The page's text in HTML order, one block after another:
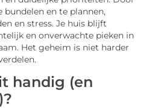
en te plannen,
en stress. Je huis blijft
en onverwachte pieken in
Het geheim is niet harder
handig (en